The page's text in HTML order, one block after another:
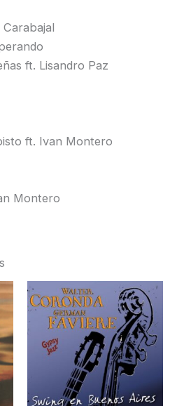
Carabajal
ft. Lisandro Paz
ft. Ivan Montero
Montero